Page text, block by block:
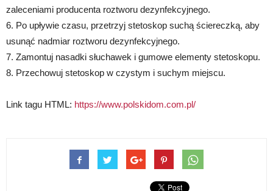
zaleceniami producenta roztworu dezynfekcyjnego.
6. Po upływie czasu, przetrzyj stetoskop suchą ściereczką, aby
usunąć nadmiar roztworu dezynfekcyjnego.
7. Zamontuj nasadki słuchawek i gumowe elementy stetoskopu.
8. Przechowuj stetoskop w czystym i suchym miejscu.
Link tagu HTML: https://www.polskidom.com.pl/